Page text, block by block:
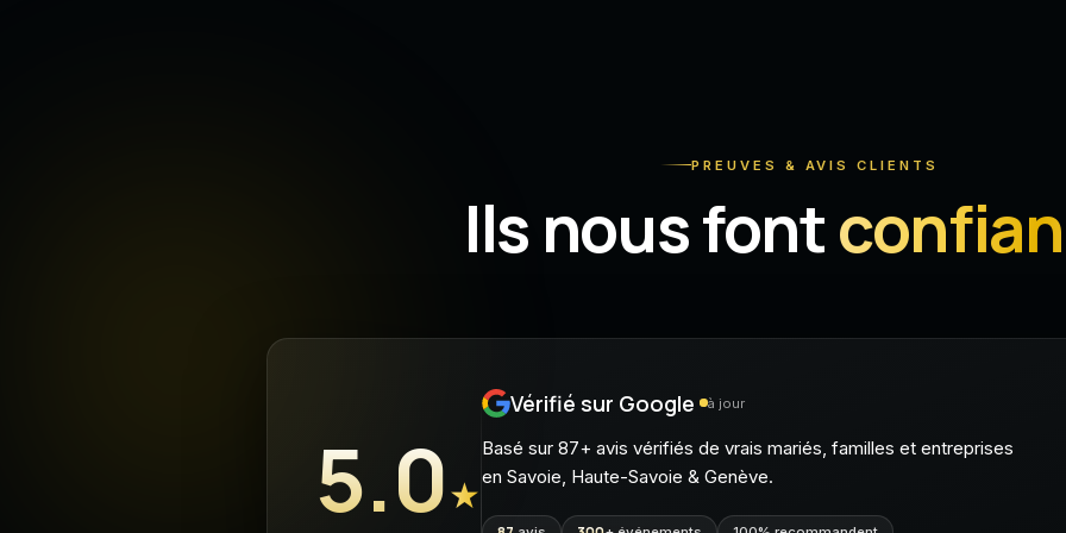
PREUVES & AVIS CLIENTS
Ils nous font
5.0★
Vérifié sur Google à jour
Basé sur 87+ avis vérifiés de vrais mariés, familles et entreprises
en Savoie, Haute-Savoie & Genève.